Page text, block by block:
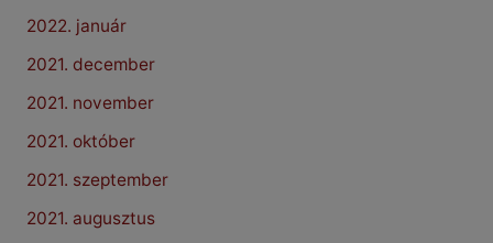
2022. január
2021. december
2021. november
2021. október
2021. szeptember
2021. augusztus